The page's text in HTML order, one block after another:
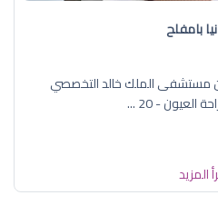
بامفلح
مستشفى الملك خالد التخصصي
- 20 ...
المزيد